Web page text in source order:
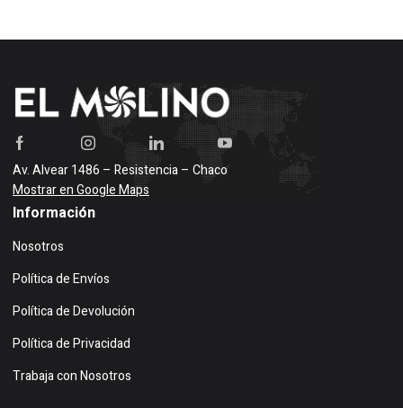
Av. Alvear 1486 – Resistencia – Chaco
Mostrar en Google Maps
Información
Nosotros
Política de Envíos
Política de Devolución
Política de Privacidad
Trabaja con Nosotros